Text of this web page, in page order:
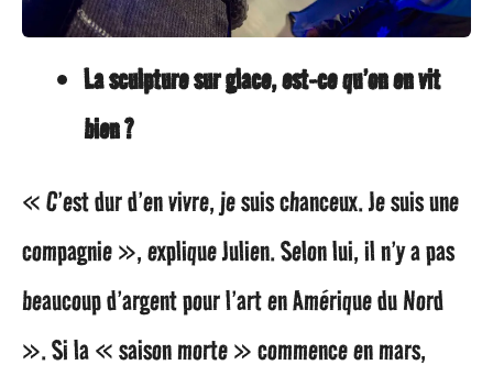
La sculpture sur glace, est-ce qu’on en vit
bien ?
« C’est dur d’en vivre, je suis chanceux. Je suis une
compagnie », explique Julien. Selon lui, il n’y a pas
beaucoup d’argent pour l’art en Amérique du Nord
». Si la « saison morte » commence en mars,